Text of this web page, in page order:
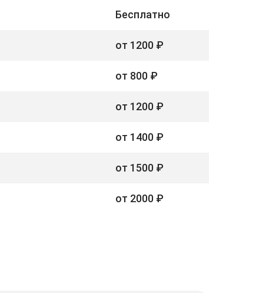
Бесплатно
от 1200 ₽
от 800 ₽
от 1200 ₽
от 1400 ₽
от 1500 ₽
от 2000 ₽